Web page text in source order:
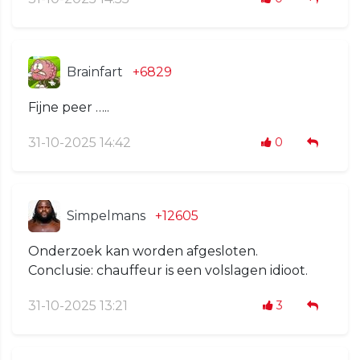
Brainfart +6829
Fijne peer …..
31-10-2025 14:42 0
Simpelmans +12605
Onderzoek kan worden afgesloten.
Conclusie: chauffeur is een volslagen idioot.
31-10-2025 13:21 3